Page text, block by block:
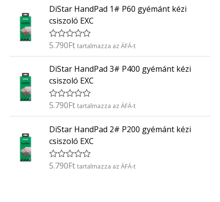
/
5
é
e
l
é
s
:
/
5
DiStar HandPad 1# P60 gyémánt kézi
csiszoló EXC
É
é
e
l
s
:
/
5
5.790Ft tartalmazza az ÁFÁ-t
DiStar HandPad 3# P400 gyémánt kézi
csiszoló EXC
É
é
e
l
é
s
5.790Ft tartalmazza az ÁFÁ-t
DiStar HandPad 2# P200 gyémánt kézi
csiszoló EXC
É
5.790Ft tartalmazza az ÁFÁ-t